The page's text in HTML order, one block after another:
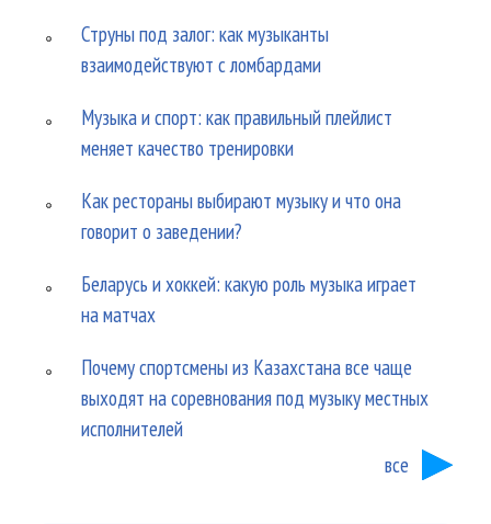
Струны под залог: как музыканты
взаимодействуют с ломбардами
Музыка и спорт: как правильный плейлист
меняет качество тренировки
Как рестораны выбирают музыку и что она
говорит о заведении?
Беларусь и хоккей: какую роль музыка играет
на матчах
Почему спортсмены из Казахстана все чаще
выходят на соревнования под музыку местных
исполнителей
все